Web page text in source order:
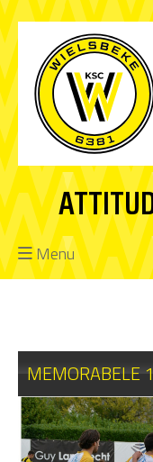
Menu
MEMORABELE